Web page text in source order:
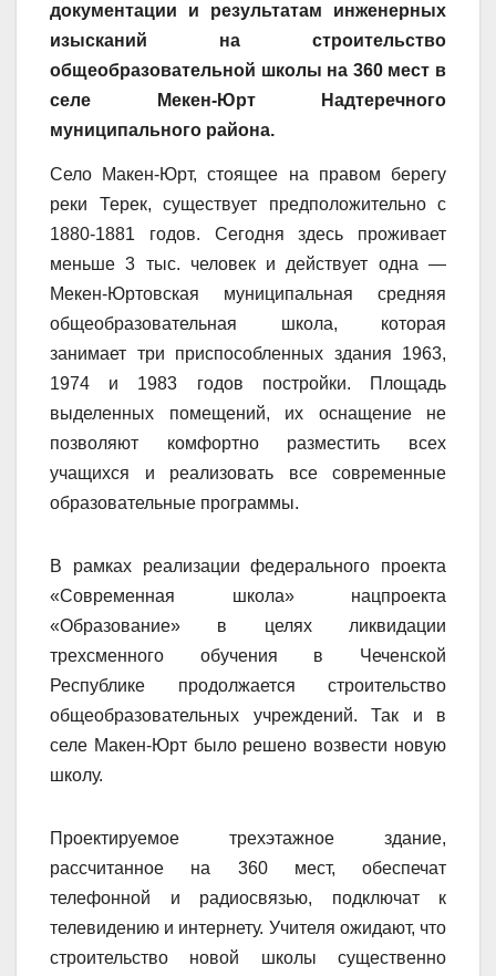
документации и результатам инженерных
изысканий на строительство
общеобразовательной школы на 360 мест в
селе Мекен-Юрт Надтеречного
муниципального района.
Село Макен-Юрт, стоящее на правом берегу
реки Терек, существует предположительно с
1880-1881 годов. Сегодня здесь проживает
меньше 3 тыс. человек и действует одна —
Мекен-Юртовская муниципальная средняя
общеобразовательная школа, которая
занимает три приспособленных здания 1963,
1974 и 1983 годов постройки. Площадь
выделенных помещений, их оснащение не
позволяют комфортно разместить всех
учащихся и реализовать все современные
образовательные программы.
В рамках реализации федерального проекта
«Современная школа» нацпроекта
«Образование» в целях ликвидации
трехсменного обучения в Чеченской
Республике продолжается строительство
общеобразовательных учреждений. Так и в
селе Макен-Юрт было решено возвести новую
школу.
Проектируемое трехэтажное здание,
рассчитанное на 360 мест, обеспечат
телефонной и радиосвязью, подключат к
телевидению и интернету. Учителя ожидают, что
строительство новой школы существенно